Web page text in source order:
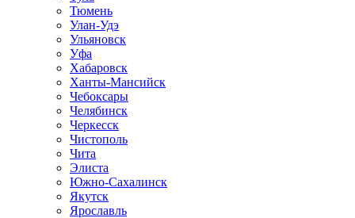
Тюмень
Улан-Удэ
Ульяновск
Уфа
Хабаровск
Ханты-Мансийск
Чебоксары
Челябинск
Черкесск
Чистополь
Чита
Элиста
Южно-Сахалинск
Якутск
Ярославль